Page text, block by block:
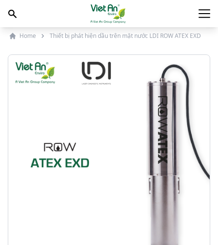
Main
Home Thiết bị phát hiện dầu trên mặt nước LDI ROW ATEX EXD